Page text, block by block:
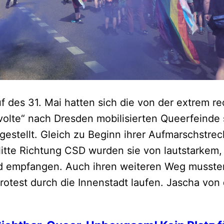
des 31. Mai hatten sich die von der extrem
nach Dresden mobilisierten Queerfeinde
Gleich zu Beginn ihrer
Richtung CSD wurden sie von
empfangen. Auch ihren weiteren Weg
durch die Innenstadt laufen. Jascha von